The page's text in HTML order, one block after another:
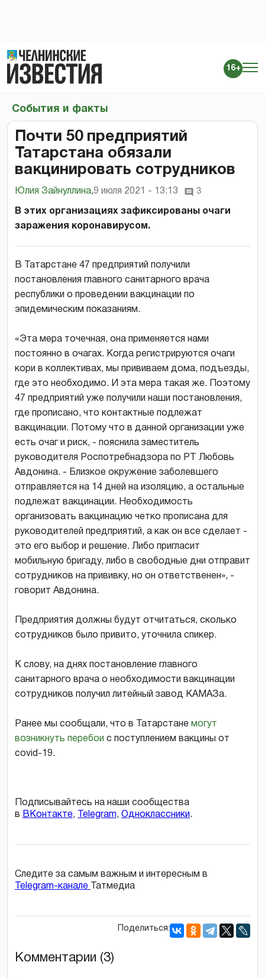
16+
События и факты
Почти 50 предприятий
Татарстана обязали
вакцинировать сотрудников
Юлия Зайнуллина,9 июля 2021 - 13:13 3
В этих организациях зафиксированы очаги
заражения коронавирусом.
В Татарстане 47 предприятий получили
постановления главного санитарного врача
республики о проведении вакцинации по
эпидемическим показаниям.
«Эта мера точечная, она применяется нами
постоянно в очагах. Когда регистрируются очаги
кори в коллективах, мы прививаем дома, подъезды,
где это необходимо. И эта мера такая же. Поэтому
47 предприятий уже получили наши постановления,
где прописано, что контактные подлежат
вакцинации. Потому что в данной организации уже
есть очаг и риск, - пояснила заместитель
руководителя Роспотребнадзора по РТ Любовь
Авдонина. - Близкое окружение заболевшего
отправляется на 14 дней на изоляцию, а остальные
подлежат вакцинации. Необходимость
организовать вакцинацию четко прописана для
руководителей предприятий, а как он все сделает -
это его выбор и решение. Либо пригласит
мобильную бригаду, либо в свободные дни отправит
сотрудников на прививку, но он ответственен», -
говорит Авдонина.
Предприятия должны будут отчитаться, сколько
сотрудников было привито, уточнила спикер.
К слову, на днях постановление главного
санитарного врача о необходимости вакцинации
сотрудников получил литейный завод КАМАЗа.
Ранее мы сообщали, что в Татарстане могут
возникнуть перебои с поступлением вакцины от
covid-19.
Подписывайтесь на наши сообщества
в ВКонтакте, Telegram, Одноклассники.
Следите за самым важным и интересным в
Telegram-канале
Татмедиа
Поделиться:
Комментарии (3)